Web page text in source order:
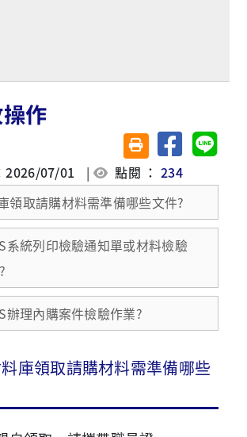
作
友善列印(另開視窗)
分享至臉書分享
2026/07/01 | 點閱 ：234
領取請購材料需準備哪些文件?
系統列印檢驗通知單或材料檢驗
辦理內購案件檢驗作業?
庫領取請購材料需準備哪些